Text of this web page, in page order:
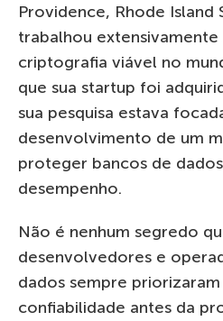
Providence, Rhode Island
trabalhou
criptografia viável no
que sua startup foi
sua pesquisa estava
desenvolvimento de um
proteger bancos de
desempenho.
Não é nenhum segredo
desenvolvedores e
dados sempre
confiabilidade antes da